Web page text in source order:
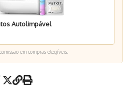
Autolimpável
em compras elegíveis.